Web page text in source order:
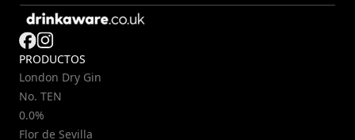
PRODUCTOS
London Dry Gin
No. TEN
0.0%
Flor de Sevilla